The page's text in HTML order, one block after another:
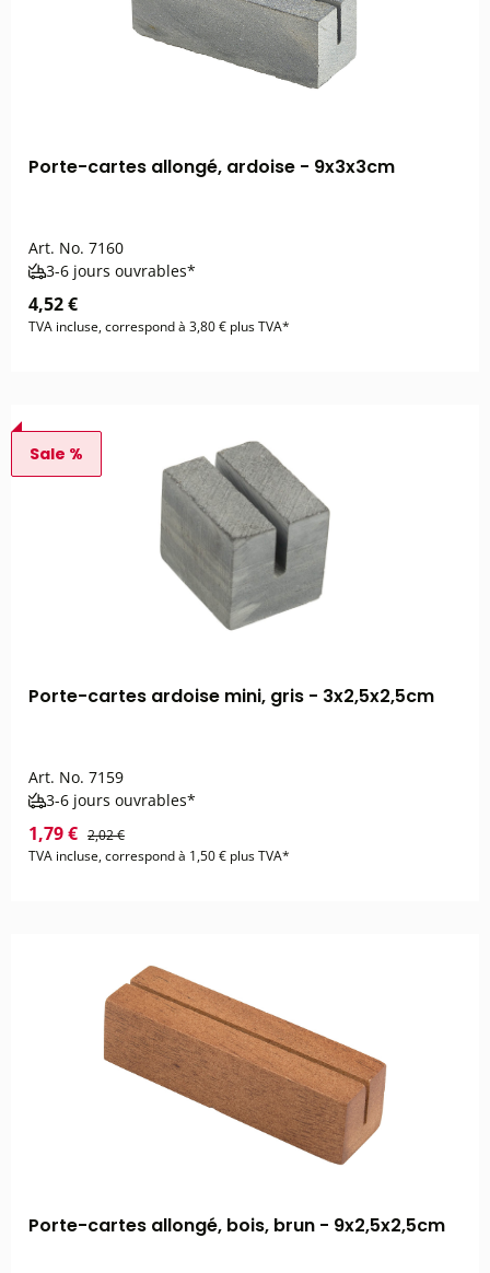
Porte-cartes allongé, ardoise - 9x3x3cm
Art. No. 7160
3-6 jours ouvrables*
4,52 €
TVA incluse, correspond à 3,80 € plus TVA*
Sale %
Porte-cartes ardoise mini, gris - 3x2,5x2,5cm
Art. No. 7159
3-6 jours ouvrables*
1,79 € 2,02 €
TVA incluse, correspond à 1,50 € plus TVA*
Porte-cartes allongé, bois, brun - 9x2,5x2,5cm